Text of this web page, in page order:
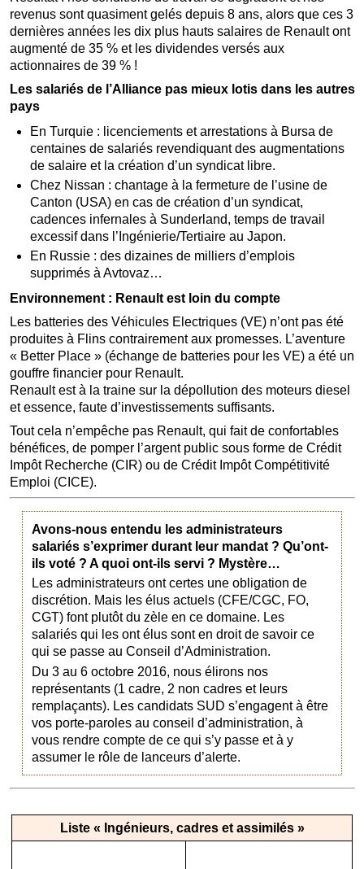
revenus sont quasiment gelés depuis 8 ans, alors que ces 3
dernières années les dix plus hauts salaires de Renault ont
augmenté de 35 % et les dividendes versés aux
actionnaires de 39 % !
Les salariés de l’Alliance pas mieux lotis dans les autres
pays
En Turquie : licenciements et arrestations à Bursa de
centaines de salariés revendiquant des augmentations
de salaire et la création d’un syndicat libre.
Chez Nissan : chantage à la fermeture de l’usine de
Canton (USA) en cas de création d’un syndicat,
cadences infernales à Sunderland, temps de travail
excessif dans l’Ingénierie/Tertiaire au Japon.
En Russie : des dizaines de milliers d’emplois
supprimés à Avtovaz…
Environnement : Renault est loin du compte
Les batteries des Véhicules Electriques (VE) n’ont pas été
produites à Flins contrairement aux promesses. L’aventure
« Better Place » (échange de batteries pour les VE) a été un
gouffre financier pour Renault.
Renault est à la traine sur la dépollution des moteurs diesel
et essence, faute d’investissements suffisants.
Tout cela n’empêche pas Renault, qui fait de confortables
bénéfices, de pomper l’argent public sous forme de Crédit
Impôt Recherche (CIR) ou de Crédit Impôt Compétitivité
Emploi (CICE).
Avons-nous entendu les administrateurs
salariés s’exprimer durant leur mandat ? Qu’ont-
ils voté ? A quoi ont-ils servi ? Mystère…
Les administrateurs ont certes une obligation de
discrétion. Mais les élus actuels (CFE/CGC, FO,
CGT) font plutôt du zèle en ce domaine. Les
salariés qui les ont élus sont en droit de savoir ce
qui se passe au Conseil d’Administration.
Du 3 au 6 octobre 2016, nous élirons nos
représentants (1 cadre, 2 non cadres et leurs
remplaçants). Les candidats SUD s’engagent à être
vos porte-paroles au conseil d’administration, à
vous rendre compte de ce qui s’y passe et à y
assumer le rôle de lanceurs d’alerte.
Liste « Ingénieurs, cadres et assimilés »